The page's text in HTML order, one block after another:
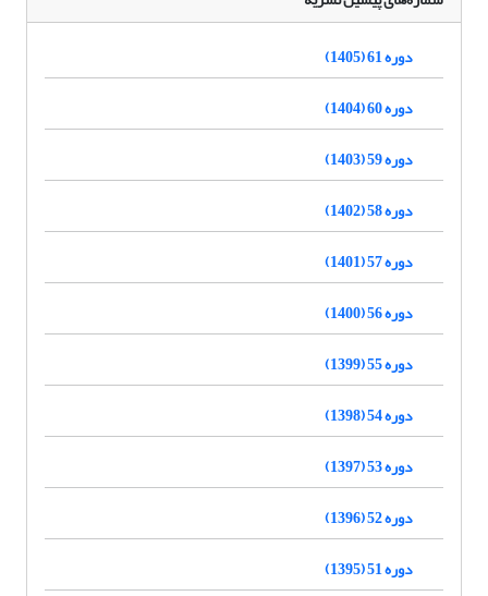
دوره 61 (1405)
دوره 60 (1404)
دوره 59 (1403)
دوره 58 (1402)
دوره 57 (1401)
دوره 56 (1400)
دوره 55 (1399)
دوره 54 (1398)
دوره 53 (1397)
دوره 52 (1396)
دوره 51 (1395)